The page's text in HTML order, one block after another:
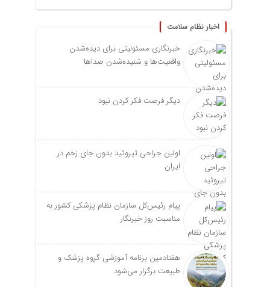
اخبار نظام سلامت
خبرنگاری مسئولیتی برای دیده‌شدن
واقعیت‌ها و شنیده‌شدن صداها
دیگر فرصت فکر کردن نبود
اولین جراحی تیروئید بدون جای زخم در
ایران
پیام رئیس‌کل سازمان نظام پزشکی کشور به
مناسبت روز خبرنگار
هفتادمین برنامه آموزشی گروه پزشک و
طبیعت برگزار می‌شود